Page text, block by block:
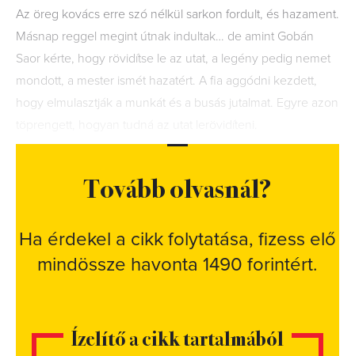
Az öreg kovács erre szó nélkül sarkon fordult, és hazament.
Másnap reggel megint útnak indultak… de amint Gobán
Saor kérte, hogy rövidítse le az utat, a legény pedig nemet
mondott, a mester ismét hazatért. A fia aggódni kezdett,
hogy elmulasztják a munkát és a busás jutalmat. Egyre azon
Tovább olvasnál?
Ha érdekel a cikk folytatása, fizess elő
mindössze havonta 1490 forintért.
Ízelítő a cikk tartalmából